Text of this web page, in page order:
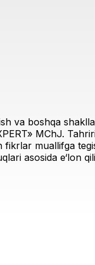
va boshqa
MChJ.
fikrlar muallifga
asosida e‘lon